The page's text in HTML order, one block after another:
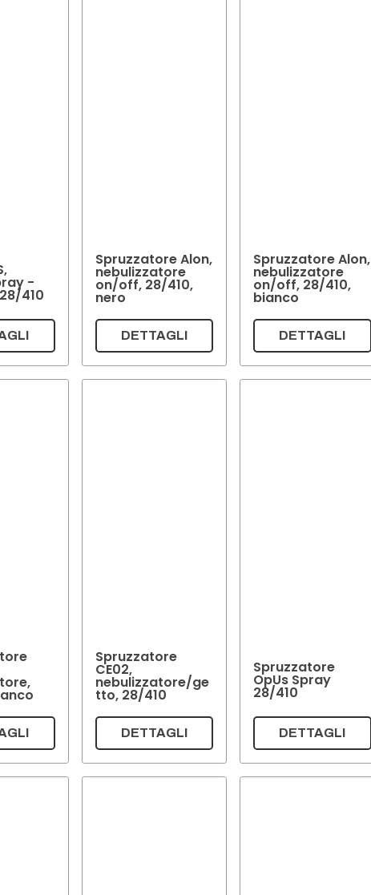
-
410
Spruzzatore Alon,
nebulizzatore
on/off, 28/410,
nero
DETTAGLI
Spruzzatore Alon,
nebulizzatore
on/off, 28/410,
bianco
DETTAGLI
Spruzzatore
CE02,
nebulizzatore/ge
tto, 28/410
DETTAGLI
Spruzzatore
OpUs Spray
28/410
DETTAGLI